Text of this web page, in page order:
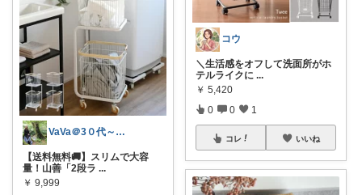
VaVa＠3０代～初めての都内暮らし
【送料無料🚚】スリムで大容
量！山善「2段ラ ...
￥ 9,999
コウ
​＼生活感をオフして洗面所がホ
テルライクに ...
￥ 5,420
0 0 1
コレ いいね